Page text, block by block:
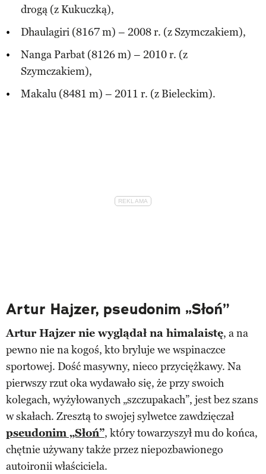
drogą (z Kukuczką),
Dhaulagiri (8167 m) – 2008 r. (z Szymczakiem),
Nanga Parbat (8126 m) – 2010 r. (z
Szymczakiem),
Makalu (8481 m) – 2011 r. (z Bieleckim).
Artur Hajzer, pseudonim „Słoń”
Artur Hajzer nie wyglądał na himalaistę, a na
pewno nie na kogoś, kto bryluje we wspinaczce
sportowej. Dość masywny, nieco przyciężkawy. Na
pierwszy rzut oka wydawało się, że przy swoich
kolegach, wyżyłowanych „szczupakach”, jest bez szans
w skałach. Zresztą to swojej sylwetce zawdzięczał
pseudonim „Słoń”, który towarzyszył mu do końca,
chętnie używany także przez niepozbawionego
autoironii właściciela.